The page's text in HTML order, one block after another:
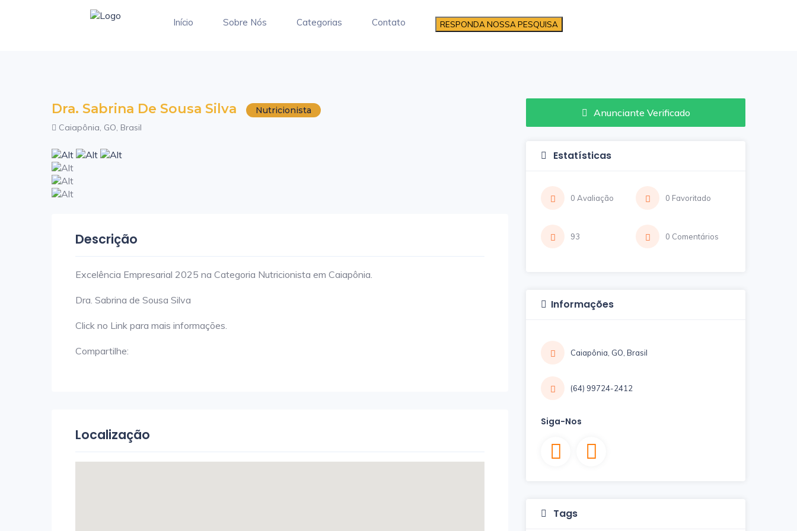
Início Sobre Nós Categorias Contato RESPONDA NOSSA PESQUISA
Dra. Sabrina De Sousa Silva
Nutricionista
Caiapônia, GO, Brasil
Descrição
Excelência Empresarial 2025 na Categoria Nutricionista em Caiapônia.
Dra. Sabrina de Sousa Silva
Click no Link para mais informações.
Compartilhe:
Localização
Anunciante Verificado
Estatísticas
0 Avaliação 0 Favoritado
93 0 Comentários
Informações
Caiapônia, GO, Brasil
(64) 99724-2412
Siga-Nos
Tags